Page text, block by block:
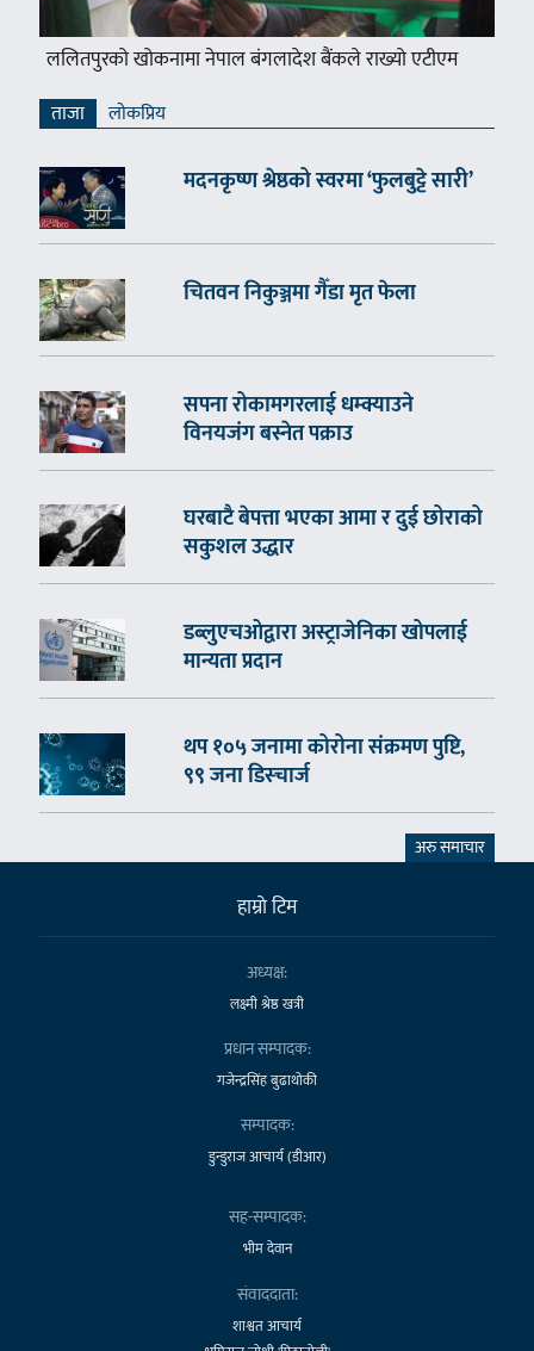
ललितपुरको खोकनामा नेपाल बंगलादेश बैंकले राख्यो एटीएम
ताजा लाेकप्रिय
मदनकृष्ण श्रेष्ठको स्वरमा ‘फुलबुट्टे सारी’
चितवन निकुञ्जमा गैँडा मृत फेला
सपना रोकामगरलाई धम्क्याउने
विनयजंग बस्नेत पक्राउ
घरबाटै बेपत्ता भएका आमा र दुई छोराको
सकुशल उद्धार
डब्लुएचओद्वारा अस्ट्राजेनिका खोपलाई
मान्यता प्रदान
थप १०५ जनामा कोरोना संक्रमण पुष्टि,
९९ जना डिस्चार्ज
अरु समाचार
हाम्राे टिम
अध्यक्ष:
लक्ष्मी श्रेष्ठ खत्री
प्रधान सम्पादक:
गजेन्द्रसिंह बुढाथोकी
सम्पादक:
डुन्डुराज आचार्य (डीआर)
सह-सम्पादक:
भीम देवान
संवाददाता:
शाश्वत आचार्य